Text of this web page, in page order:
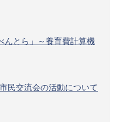
んとら」～養育費計算機
民交流会の活動について